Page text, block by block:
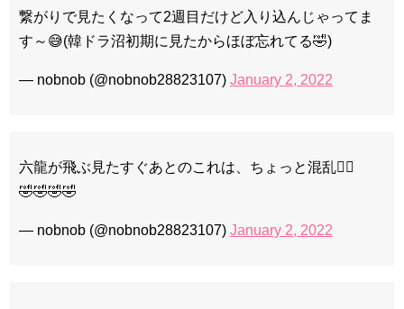
繋がりで見たくなって2週目だけど入り込んじゃってま
す～😅(韓ドラ沼初期に見たからほぼ忘れてる🤣)
— nobnob (@nobnob28823107) January 2, 2022
六龍が飛ぶ見たすぐあとのこれは、ちょっと混乱😵‍💫
🤣🤣🤣🤣
— nobnob (@nobnob28823107) January 2, 2022